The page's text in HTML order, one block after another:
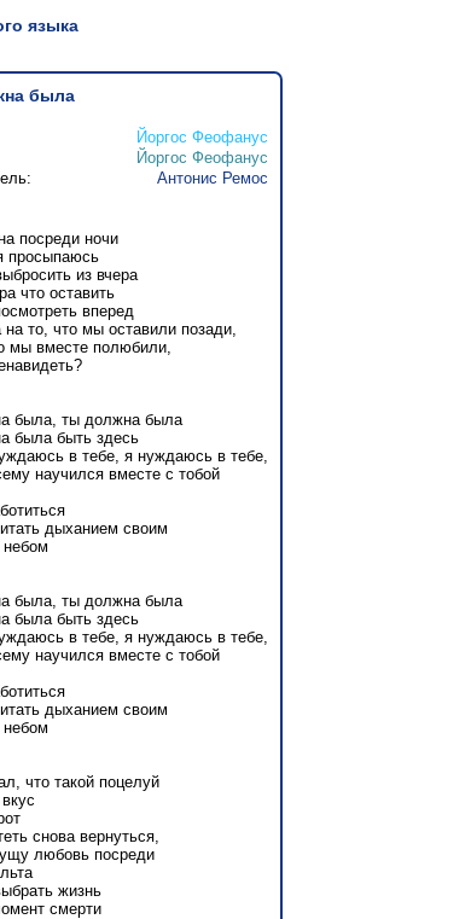
языка
была
Йоргос Феофанус
Йоргос Феофанус
Антонис Ремос
посреди ночи
просыпаюсь
из вчера
что оставить
вперед
на то, что мы оставили позади,
мы вместе полюбили,
была, ты должна была
была быть здесь
в тебе, я нуждаюсь в тебе,
научился вместе с тобой
дыханием своим
была, ты должна была
была быть здесь
в тебе, я нуждаюсь в тебе,
научился вместе с тобой
дыханием своим
что такой поцелуй
снова вернуться,
любовь посреди
жизнь
смерти